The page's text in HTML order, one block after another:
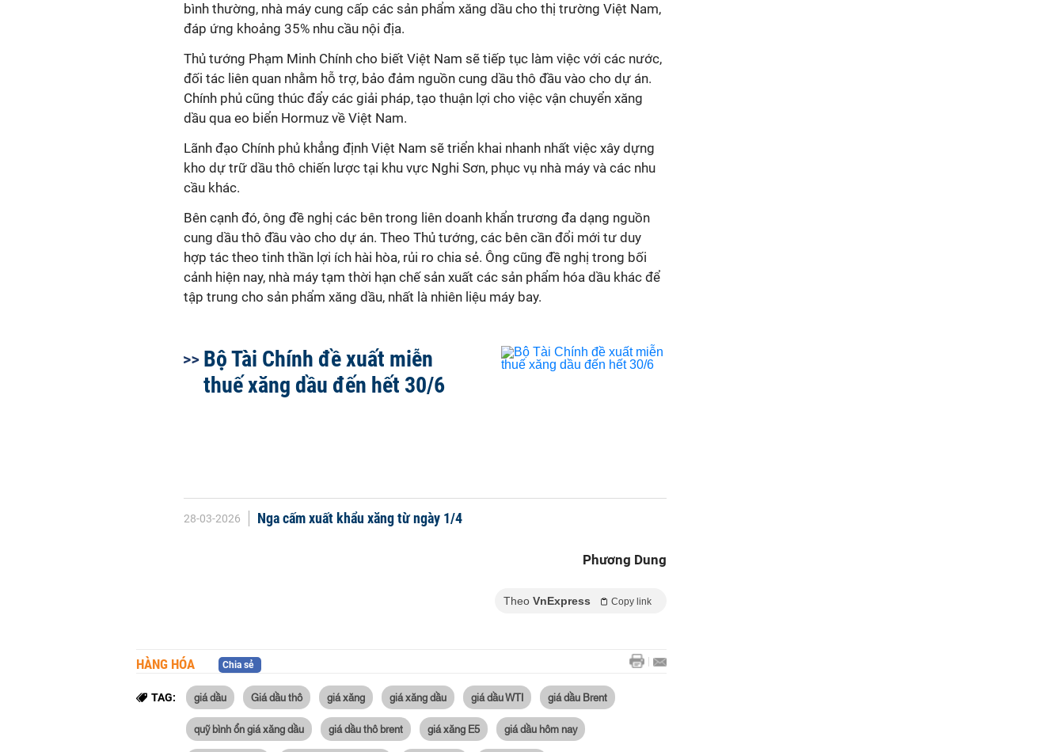
bình thường, nhà máy cung cấp các sản phẩm xăng dầu cho thị trường Việt Nam,
đáp ứng khoảng 35% nhu cầu nội địa.
Thủ tướng Phạm Minh Chính cho biết Việt Nam sẽ tiếp tục làm việc với các nước,
đối tác liên quan nhằm hỗ trợ, bảo đảm nguồn cung dầu thô đầu vào cho dự án.
Chính phủ cũng thúc đẩy các giải pháp, tạo thuận lợi cho việc vận chuyển xăng
dầu qua eo biển Hormuz về Việt Nam.
Lãnh đạo Chính phủ khẳng định Việt Nam sẽ triển khai nhanh nhất việc xây dựng
kho dự trữ dầu thô chiến lược tại khu vực Nghi Sơn, phục vụ nhà máy và các nhu
cầu khác.
Bên cạnh đó, ông đề nghị các bên trong liên doanh khẩn trương đa dạng nguồn
cung dầu thô đầu vào cho dự án. Theo Thủ tướng, các bên cần đổi mới tư duy
hợp tác theo tinh thần lợi ích hài hòa, rủi ro chia sẻ. Ông cũng đề nghị trong bối
cảnh hiện nay, nhà máy tạm thời hạn chế sản xuất các sản phẩm hóa dầu khác để
tập trung cho sản phẩm xăng dầu, nhất là nhiên liệu máy bay.
Bộ Tài Chính đề xuất miễn
thuế xăng dầu đến hết 30/6
28-03-2026 Nga cấm xuất khẩu xăng từ ngày 1/4
Phương Dung
Theo VnExpress Copy link
HÀNG HÓA Chia sẻ
TAG: giá dầu Giá dầu thô giá xăng giá xăng dầu giá dầu WTI giá dầu Brent
quỹ bình ổn giá xăng dầu giá dầu thô brent giá xăng E5 giá dầu hôm nay